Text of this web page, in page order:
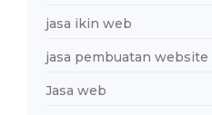
jasa ikin web
jasa pembuatan website
Jasa web